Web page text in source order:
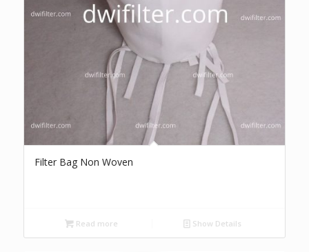
Filter Bag Non Woven
Read more Show Details